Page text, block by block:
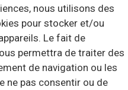
nous utilisons des
pour stocker et/ou
Le fait de
permettra de traiter des
de navigation ou les
ne pas consentir ou de